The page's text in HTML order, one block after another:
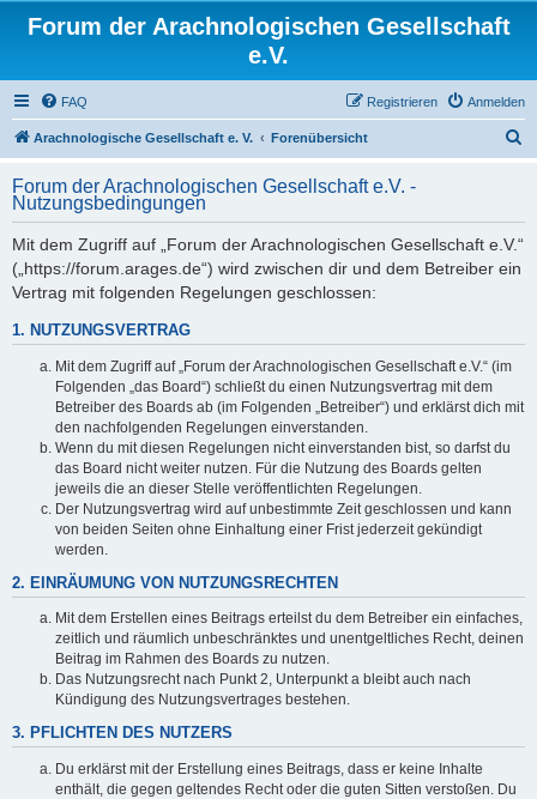
Forum der Arachnologischen Gesellschaft
e.V.
FAQ Anmelden
Registrieren
Arachnologische Gesellschaft e. V. Forenübersicht
h
Forum der Arachnologischen Gesellschaft e.V. -
Nutzungsbedingungen
Mit dem Zugriff auf „Forum der Arachnologischen Gesellschaft e.V.“
(„https://forum.arages.de“) wird zwischen dir und dem Betreiber ein
Vertrag mit folgenden Regelungen geschlossen:
1. NUTZUNGSVERTRAG
Mit dem Zugriff auf „Forum der Arachnologischen Gesellschaft e.V.“ (im
Folgenden „das Board“) schließt du einen Nutzungsvertrag mit dem
Betreiber des Boards ab (im Folgenden „Betreiber“) und erklärst dich mit
den nachfolgenden Regelungen einverstanden.
Wenn du mit diesen Regelungen nicht einverstanden bist, so darfst du
das Board nicht weiter nutzen. Für die Nutzung des Boards gelten
jeweils die an dieser Stelle veröffentlichten Regelungen.
Der Nutzungsvertrag wird auf unbestimmte Zeit geschlossen und kann
von beiden Seiten ohne Einhaltung einer Frist jederzeit gekündigt
werden.
2. EINRÄUMUNG VON NUTZUNGSRECHTEN
Mit dem Erstellen eines Beitrags erteilst du dem Betreiber ein einfaches,
zeitlich und räumlich unbeschränktes und unentgeltliches Recht, deinen
Beitrag im Rahmen des Boards zu nutzen.
Das Nutzungsrecht nach Punkt 2, Unterpunkt a bleibt auch nach
Kündigung des Nutzungsvertrages bestehen.
3. PFLICHTEN DES NUTZERS
Du erklärst mit der Erstellung eines Beitrags, dass er keine Inhalte
enthält, die gegen geltendes Recht oder die guten Sitten verstoßen. Du